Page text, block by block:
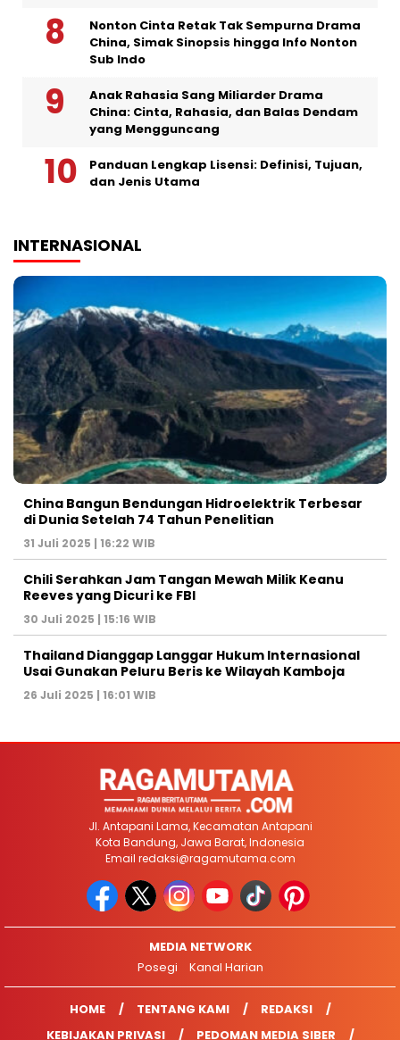
Nonton Cinta Retak Tak Sempurna Drama
China, Simak Sinopsis hingga Info Nonton
Sub Indo
Anak Rahasia Sang Miliarder Drama
China: Cinta, Rahasia, dan Balas Dendam
yang Mengguncang
Panduan Lengkap Lisensi: Definisi, Tujuan,
dan Jenis Utama
INTERNASIONAL
China Bangun Bendungan Hidroelektrik Terbesar
di Dunia Setelah 74 Tahun Penelitian
31 Juli 2025 | 16:22 WIB
Chili Serahkan Jam Tangan Mewah Milik Keanu
Reeves yang Dicuri ke FBI
30 Juli 2025 | 15:16 WIB
Thailand Dianggap Langgar Hukum Internasional
Usai Gunakan Peluru Beris ke Wilayah Kamboja
26 Juli 2025 | 16:01 WIB
Jl. Antapani Lama, Kecamatan Antapani
Kota Bandung, Jawa Barat, Indonesia
Email redaksi@ragamutama.com
MEDIA NETWORK
Posegi
Kanal Harian
HOME TENTANG KAMI
REDAKSI
KEBIJAKAN PRIVASI
PEDOMAN MEDIA SIBER